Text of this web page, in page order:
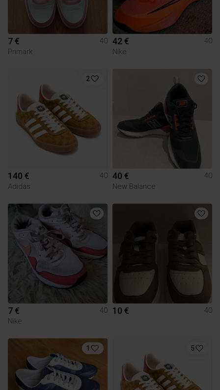
7 €
40
Primark
42 €
40
Nike
2
140 €
40
Adidas
40 €
40
New Balance
7 €
40
Nike
10 € 40
1 5